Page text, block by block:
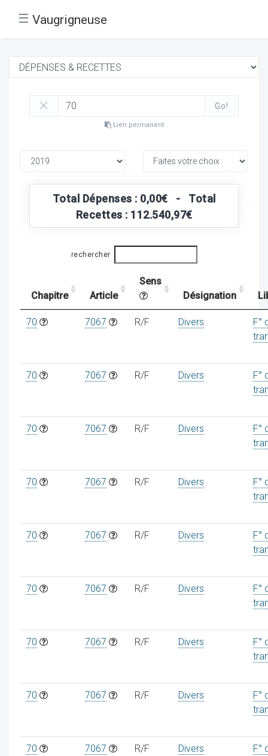
☰ Vaugrigneuse
Go!
Lien permanent
Total Dépenses : 0,00€ - Total
Recettes : 112.540,97€
rechercher
Chapitre Article
Sens
Désignation
70 7067 R/F Divers
F°
70 7067 R/F Divers
F°
70 7067 R/F Divers
F°
70 7067 R/F Divers
F°
70 7067 R/F Divers
F°
70 7067 R/F Divers
F°
70 7067 R/F Divers
F°
70 7067 R/F Divers
F°
70 7067 R/F Divers
F°